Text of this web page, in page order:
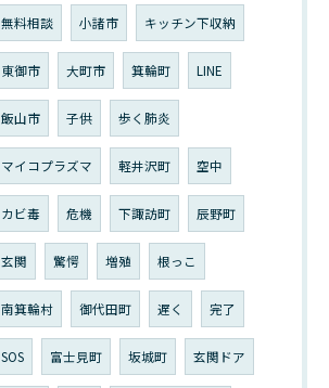
無料相談 小諸市 キッチン下収納
東御市 大町市 箕輪町 LINE
飯山市 子供 歩く肺炎
マイコプラズマ 軽井沢町 空中
カビ毒 危機 下諏訪町 辰野町
玄関 驚愕 増殖 根っこ
南箕輪村 御代田町 遅く 完了
SOS 富士見町 坂城町 玄関ドア